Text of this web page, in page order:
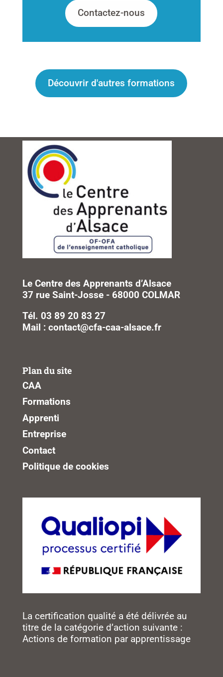
Contactez-nous
Découvrir d'autres formations
Le Centre des Apprenants d’Alsace
37 rue Saint-Josse - 68000 COLMAR
Tél. 03 89 20 83 27
Mail : contact@cfa-caa-alsace.fr
Plan du site
CAA
Formations
Apprenti
Entreprise
Contact
Politique de cookies
La certification qualité a été délivrée au
titre de la catégorie d’action suivante :
Actions de formation par apprentissage